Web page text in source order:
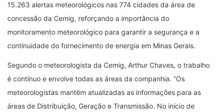
15.263 alertas meteorológicos nas 774 cidades da área de
concessão da Cemig, reforçando a importância do
monitoramento meteorológico para garantir a segurança e a
continuidade do fornecimento de energia em Minas Gerais.
Segundo o meteorologista da Cemig, Arthur Chaves, o trabalho
é contínuo e envolve todas as áreas da companhia. “Os
meteorologistas mantêm atualizadas as informações para as
áreas de Distribuição, Geração e Transmissão. No início de